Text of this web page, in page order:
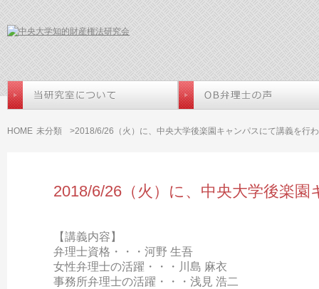
HOME 未分類 >2018/6/26（火）に、中央大学後楽園キャンパスにて講義を行
2018/6/26（火）に、中央大学後楽
【講義内容】
弁理士資格・・・河野 生吾
女性弁理士の活躍・・・川島 麻衣
事務所弁理士の活躍・・・浅見 浩二